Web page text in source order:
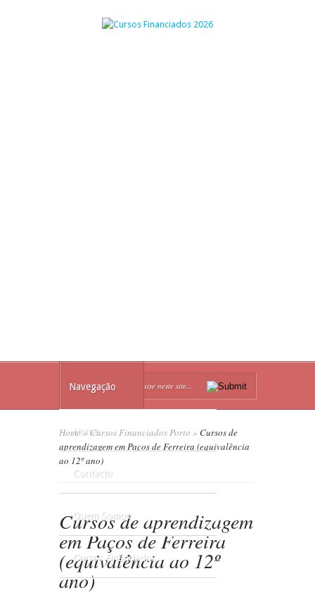
Home
Contacto
Quem Somos
Cursos Financiados
Navegação
Home »Cursos Financiados Porto » Cursos de
aprendizagem em Paços de Ferreira (equivalência
ao 12º ano)
Cursos de aprendizagem
em Paços de Ferreira
(equivalência ao 12º
ano)